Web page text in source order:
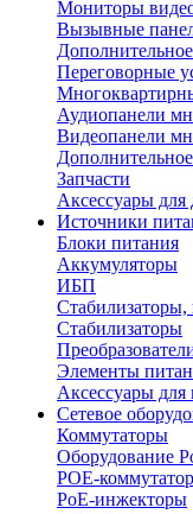
Мониторы
Вызывные
Переговорные
Аудиопанели
Видеопанели
Запчасти
Аксессуары
Источники
Блоки питания
Аккумуляторы
ИБП
Стабилизаторы,
Стабилизаторы
Элементы
Аксессуары для
Сетевое
Коммутаторы
Оборудование
POE-
PoE-инжекторы